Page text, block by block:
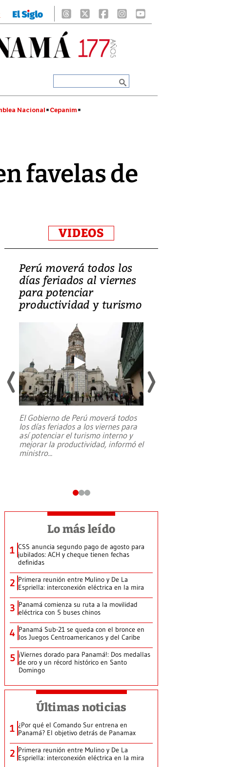
Nacional Cepanim
favelas de
VIDEOS
Perú moverá todos los
días feriados al viernes
para potenciar
productividad y turismo
El Gobierno de Perú moverá todos
los días feriados a los viernes para
así potenciar el turismo interno y
mejorar la productividad, informó el
ministro...
Lo más leído
1 CSS anuncia segundo pago de agosto para
jubilados: ACH y cheque tienen fechas
definidas
2 Primera reunión entre Mulino y De La
Espriella: interconexión eléctrica en la mira
3 Panamá comienza su ruta a la movilidad
eléctrica con 5 buses chinos
4 Panamá Sub-21 se queda con el bronce en
los Juegos Centroamericanos y del Caribe
5 ¡Viernes dorado para Panamá!: Dos medallas
de oro y un récord histórico en Santo
Domingo
Últimas noticias
1 ¿Por qué el Comando Sur entrena en
Panamá? El objetivo detrás de Panamax
2 Primera reunión entre Mulino y De La
Espriella: interconexión eléctrica en la mira